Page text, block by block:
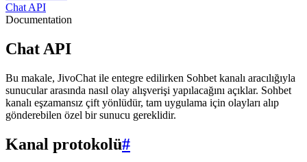
Chat API
Documentation
Chat API
Bu makale, JivoChat ile entegre edilirken Sohbet kanalı aracılığıyla
sunucular arasında nasıl olay alışverişi yapılacağını açıklar. Sohbet
kanalı eşzamansız çift yönlüdür, tam uygulama için olayları alıp
gönderebilen özel bir sunucu gereklidir.
Kanal protokolü#